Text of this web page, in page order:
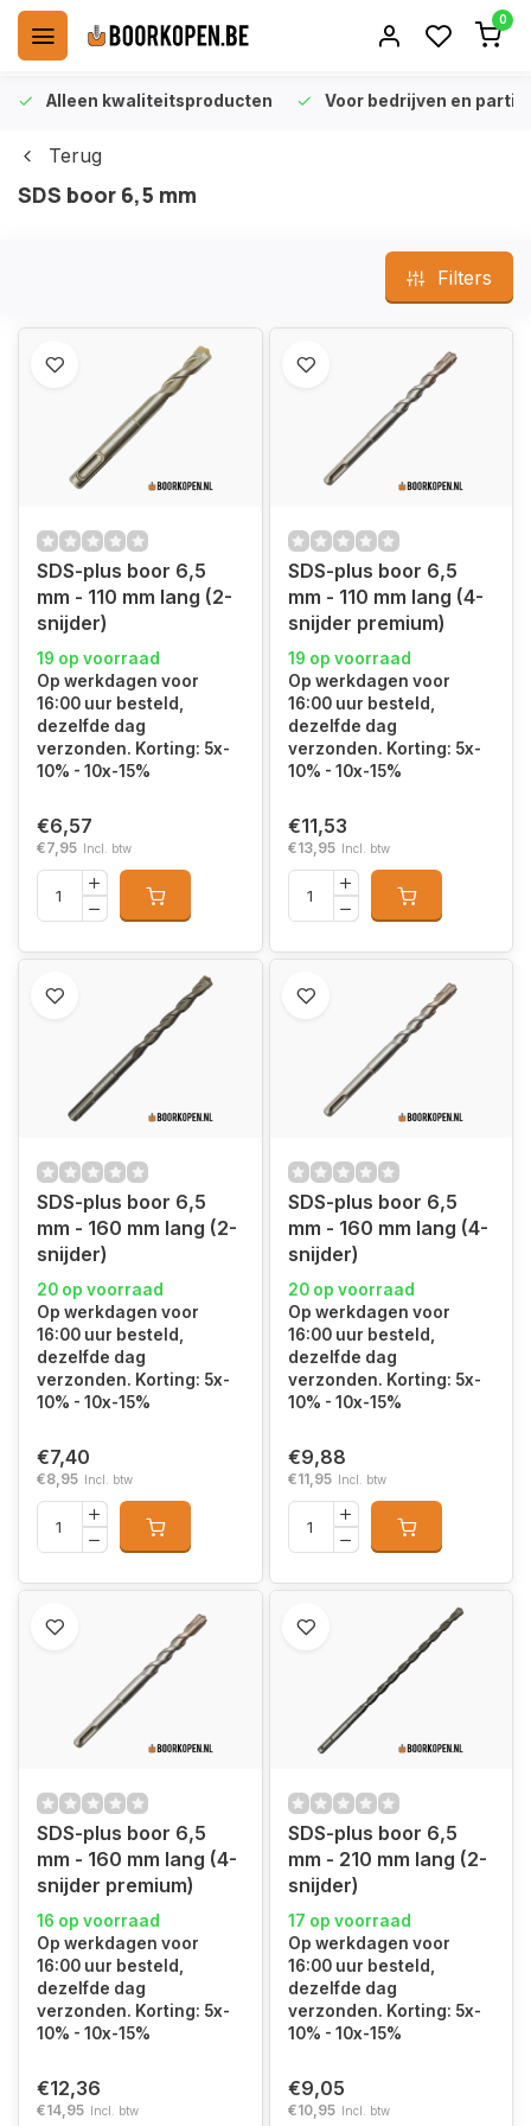
0
Alleen kwaliteitsproducten Voor bedrijven en
Terug
SDS boor 6,5 mm
Filters
SDS-plus boor 6,5
mm - 110 mm lang (2-
snijder)
19 op voorraad
Op werkdagen voor
16:00 uur besteld,
dezelfde dag
verzonden. Korting: 5x-
10% - 10x-15%
€6,57
€7,95 Incl. btw
SDS-plus boor 6,5
mm - 110 mm lang (4-
snijder premium)
19 op voorraad
Op werkdagen voor
16:00 uur besteld,
dezelfde dag
verzonden. Korting: 5x-
10% - 10x-15%
€11,53
€13,95 Incl. btw
SDS-plus boor 6,5
mm - 160 mm lang (2-
snijder)
20 op voorraad
Op werkdagen voor
16:00 uur besteld,
dezelfde dag
verzonden. Korting: 5x-
10% - 10x-15%
€7,40
€8,95 Incl. btw
SDS-plus boor 6,5
mm - 160 mm lang (4-
snijder)
20 op voorraad
Op werkdagen voor
16:00 uur besteld,
dezelfde dag
verzonden. Korting: 5x-
10% - 10x-15%
€9,88
€11,95 Incl. btw
SDS-plus boor 6,5
mm - 160 mm lang (4-
snijder premium)
16 op voorraad
Op werkdagen voor
16:00 uur besteld,
dezelfde dag
verzonden. Korting: 5x-
10% - 10x-15%
€12,36
€14,95 Incl. btw
SDS-plus boor 6,5
mm - 210 mm lang (2-
snijder)
17 op voorraad
Op werkdagen voor
16:00 uur besteld,
dezelfde dag
verzonden. Korting: 5x-
10% - 10x-15%
€9,05
€10,95 Incl. btw